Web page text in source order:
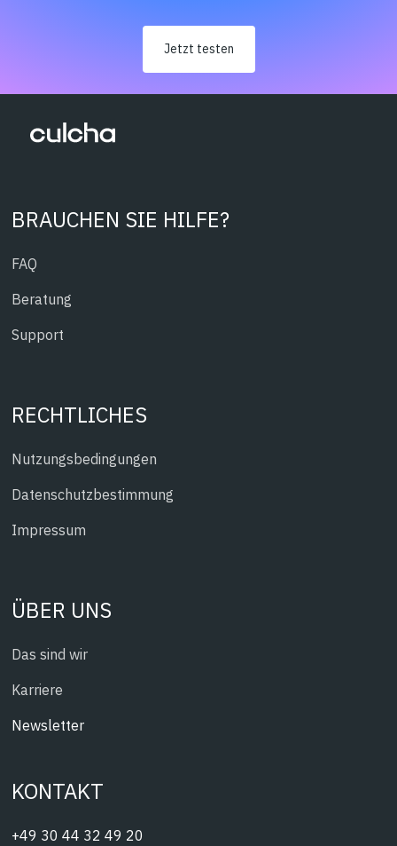
Jetzt testen
BRAUCHEN SIE HILFE?
FAQ
Beratung
Support
RECHTLICHES
Nutzungsbedingungen
Datenschutzbestimmung
Impressum
ÜBER UNS
Das sind wir
Karriere
Newsletter
KONTAKT
+49 30 44 32 49 20